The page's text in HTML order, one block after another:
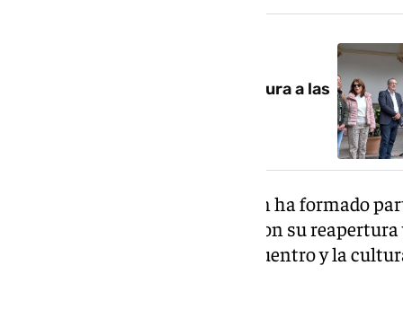
La Noche en Blanco saca la cultura a las
La histórica Biblioteca del Salón ha formado
generaciones de granadinos y con su
referente para la lectura, el encuentro y la